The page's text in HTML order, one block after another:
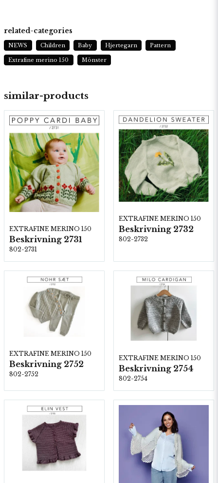
similar-products
EXTRAFINE MERINO 150
Beskrivning 2731
802-2731
EXTRAFINE MERINO 150
Beskrivning 2732
802-2732
EXTRAFINE MERINO 150
Beskrivning 2752
802-2752
EXTRAFINE MERINO 150
Beskrivning 2754
802-2754
related-categories
NEWS Children Baby Hjertegarn Pattern
Extrafine merino 150 Mönster